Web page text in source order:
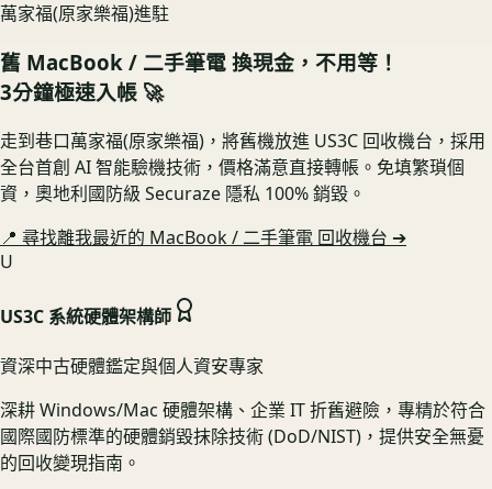
萬家福(原家樂福)進駐
舊 MacBook / 二手筆電 換現金，不用等！
3分鐘極速入帳 🚀
走到巷口萬家福(原家樂福)，將舊機放進 US3C 回收機台，採用
全台首創 AI 智能驗機技術，價格滿意直接轉帳。免填繁瑣個
資，奧地利國防級 Securaze 隱私 100% 銷毀。
📍 尋找離我最近的 MacBook / 二手筆電 回收機台 ➔
U
US3C 系統硬體架構師
資深中古硬體鑑定與個人資安專家
深耕 Windows/Mac 硬體架構、企業 IT 折舊避險，專精於符合
國際國防標準的硬體銷毀抹除技術 (DoD/NIST)，提供安全無憂
的回收變現指南。